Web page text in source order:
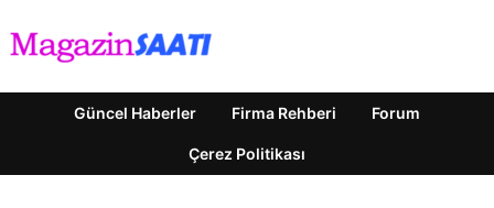
Güncel Haberler Firma Rehberi Forum
Çerez Politikası